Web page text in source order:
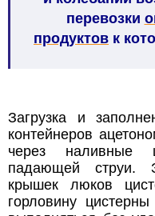
перевозки
продуктов к
Загрузка и
контейнеров
через наливные
падающей струи.
крышек люков
горловину